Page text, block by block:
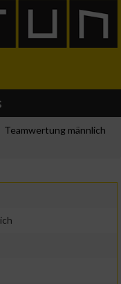
Teamwertung männlich